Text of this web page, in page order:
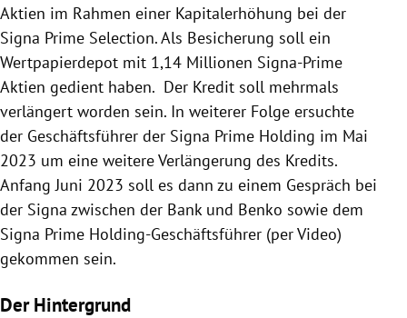
Aktien im Rahmen einer Kapitalerhöhung bei der
Signa Prime Selection. Als Besicherung soll ein
Wertpapierdepot mit 1,14 Millionen Signa-Prime
Aktien gedient haben. Der Kredit soll mehrmals
verlängert worden sein. In weiterer Folge ersuchte
der Geschäftsführer der Signa Prime Holding im Mai
2023 um eine weitere Verlängerung des Kredits.
Anfang Juni 2023 soll es dann zu einem Gespräch bei
der Signa zwischen der Bank und Benko sowie dem
Signa Prime Holding-Geschäftsführer (per Video)
gekommen sein.
Der Hintergrund